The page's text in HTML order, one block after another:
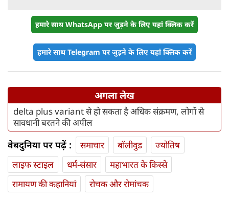
हमारे साथ WhatsApp पर जुड़ने के लिए यहां क्लिक करें
हमारे साथ Telegram पर जुड़ने के लिए यहां क्लिक करें
अगला लेख
delta plus variant से हो सकता है अधिक संक्रमण, लोगों से
सावधानी बरतने की अपील
वेबदुनिया पर पढ़ें : समाचार बॉलीवुड
ज्योतिष
लाइफ स्‍टाइल
धर्म-संसार
महाभारत के किस्से
रामायण की कहानियां
रोचक और रोमांचक